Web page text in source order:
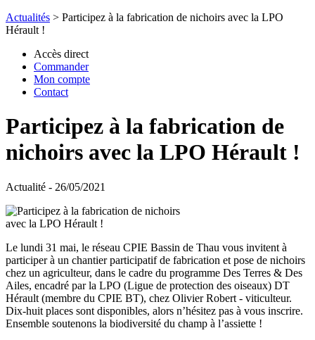
Actualités > Participez à la fabrication de nichoirs avec la LPO
Hérault !
Accès direct
Commander
Mon compte
Contact
Participez à la fabrication de
nichoirs avec la LPO Hérault !
Actualité - 26/05/2021
Le lundi 31 mai, le réseau CPIE Bassin de Thau vous invitent à
participer à un chantier participatif de fabrication et pose de nichoirs
chez un agriculteur, dans le cadre du programme Des Terres & Des
Ailes, encadré par la LPO (Ligue de protection des oiseaux) DT
Hérault (membre du CPIE BT), chez Olivier Robert - viticulteur.
Dix-huit places sont disponibles, alors n’hésitez pas à vous inscrire.
Ensemble soutenons la biodiversité du champ à l’assiette !